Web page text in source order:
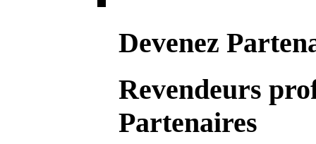
Devenez
Revendeurs
Partenaires